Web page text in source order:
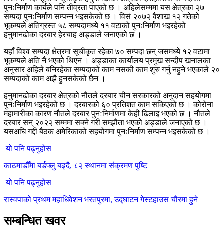
पुनःनिर्माण कार्यले पनि तीव्रता पाएको छ । अहिलेसम्ममा यस क्षेत्रका २७
सम्पदा पुनःनिर्माण सम्पन्न भइसकेको छ । विसं २०७२ वैशाख १२ गतेको
भूकम्पले क्षतिग्रस्त ५८ सम्पदामध्ये ११ वटाको पुनःनिर्माण भइरहेको
हनुमानढोका दरबार हेरचाह अड्डाले जनाएको छ ।
यहाँ विश्व सम्पदा क्षेत्रमा सूचीकृत रहेका ७० सम्पदा छन् जसमध्ये १२ वटामा
भूकम्पले क्षति नै भएको थिएन । अड्डाका कार्यालय प्रमुख सन्दीप खनालका
अनुसार अहिले बनिरहेका सम्पदाको काम नसकी काम शुरु गर्नु नहुने भएकाले २०
सम्पदाको काम अझै हुनसकेको छैन ।
हनुमानढोका दरबार क्षेत्रको नौतले दरबार चीन सरकारको अनुदान सहयोगमा
पुनःनिर्माण भइरहेको छ । दरबारको ६० प्रतिशत काम सकिएको छ । कोरोना
महामारीका कारण नौतले दरबार पुनःनिर्माणमा केही ढिलाइ भएको छ । नौतले
दरबार सन् २०२२ सम्ममा सक्ने गरी सम्झौता भएको अड्डाले जनाएको छ ।
यसअघि गद्दी बैठक अमेरिकाको सहयोगमा पुनःनिर्माण सम्पन्न भइसकेको छ ।
यो पनि पढ्नुहोस
काठमाडौँमा बर्डफ्लु बढ्दै, ८२ स्थानमा संक्रमण पुष्टि
यो पनि पढ्नुहोस
रास्वपाको प्रथम महाधिवेशन भरतपुरमा, उद्घाटन गेस्टहाउस चौरमा हुने
सम्बन्धित खवर